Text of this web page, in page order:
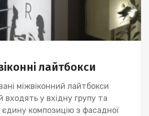
лайтбокси
міжвіконний лайтбокси
входять у вхідну групу та
композицію з фасадної